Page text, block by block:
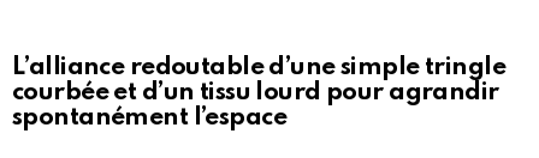
L’alliance redoutable d’une simple tringle
courbée et d’un tissu lourd pour agrandir
spontanément l’espace